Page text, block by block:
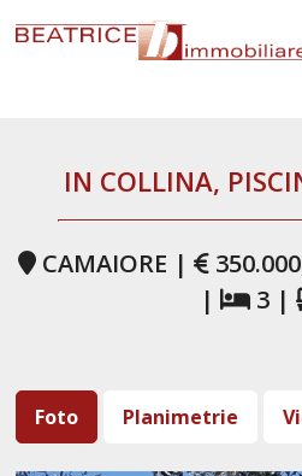
IN COLLINA,
CAMAIORE |
|
3 |
Foto Planimetrie